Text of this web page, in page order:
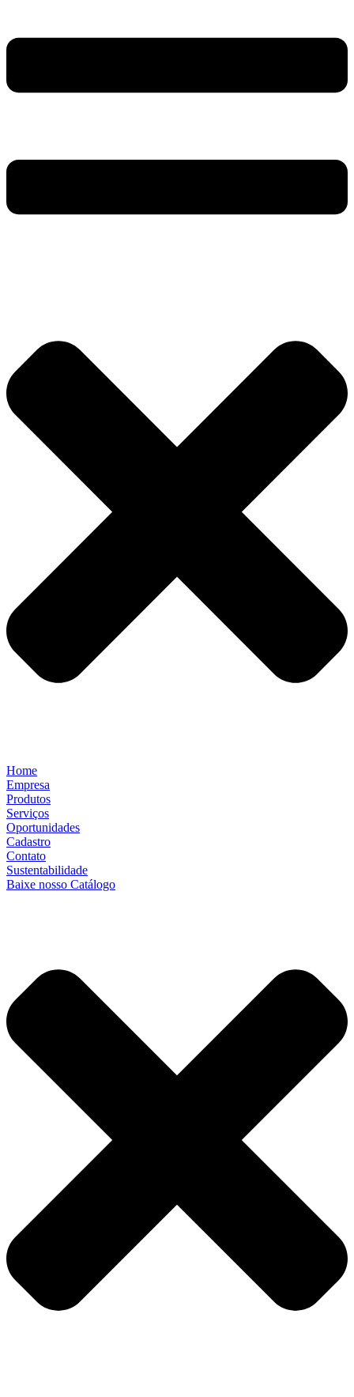
Home
Empresa
Produtos
Serviços
Oportunidades
Cadastro
Contato
Sustentabilidade
Baixe nosso Catálogo